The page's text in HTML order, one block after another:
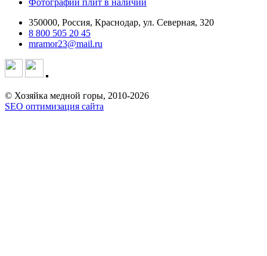
Фотографии плит в наличии
350000, Россия, Краснодар, ул. Северная, 320
8 800 505 20 45
mramor23@mail.ru
© Хозяйка медной горы, 2010-2026
SEO оптимизация сайта